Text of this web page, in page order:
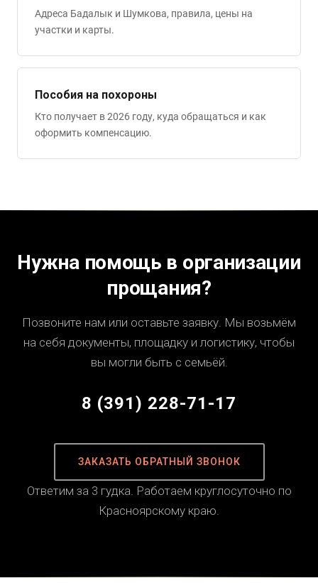
Адреса Бадалык и Шумкова, правила, цены на
участки и карты.
Пособия на похороны
Кто получает в 2026 году, куда обращаться и как
оформить компенсацию.
Нужна помощь в организации
прощания?
Позвоните нам или оставьте заявку. Мы возьмём
на себя документы, площадку и логистику, чтобы
вы могли быть с семьёй.
8 (391) 228-71-17
ЗАКАЗАТЬ ОБРАТНЫЙ ЗВОНОК
Ответим за 3 гудка. Работаем круглосуточно по
Красноярскому краю.